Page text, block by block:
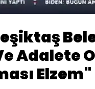
Adalete
Elzem"